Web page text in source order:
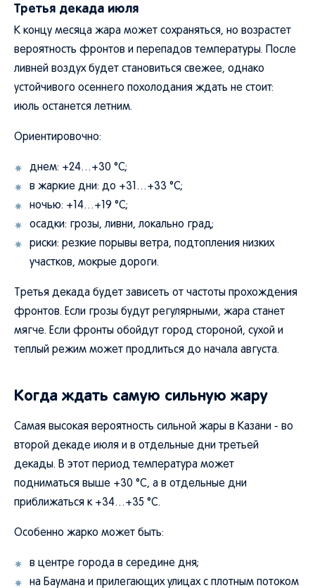
Третья декада июля
К концу месяца жара может сохраняться, но возрастет
вероятность фронтов и перепадов температуры. После
ливней воздух будет становиться свежее, однако
устойчивого осеннего похолодания ждать не стоит:
июль останется летним.
Ориентировочно:
днем: +24…+30 °C;
в жаркие дни: до +31…+33 °C;
ночью: +14…+19 °C;
осадки: грозы, ливни, локально град;
риски: резкие порывы ветра, подтопления низких
участков, мокрые дороги.
Третья декада будет зависеть от частоты прохождения
фронтов. Если грозы будут регулярными, жара станет
мягче. Если фронты обойдут город стороной, сухой и
теплый режим может продлиться до начала августа.
Когда ждать самую сильную жару
Самая высокая вероятность сильной жары в Казани - во
второй декаде июля и в отдельные дни третьей
декады. В этот период температура может
подниматься выше +30 °C, а в отдельные дни
приближаться к +34…+35 °C.
Особенно жарко может быть:
в центре города в середине дня;
на Баумана и прилегающих улицах с плотным потоком